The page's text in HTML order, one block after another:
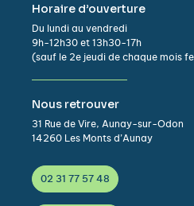
Horaire d’ouverture
Du lundi au vendredi
9h-12h30 et 13h30-17h
(sauf le 2e jeudi de chaque mois
Nous retrouver
31 Rue de Vire, Aunay-sur-Odon
14260 Les Monts d’Aunay
02 31 77 57 48